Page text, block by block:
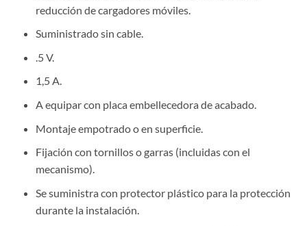
reducción de cargadores móviles.
Suministrado sin cable.
.5 V.
1,5 A.
A equipar con placa embellecedora de acabado.
Montaje empotrado o en superficie.
Fijación con tornillos o garras (incluidas con el
mecanismo).
Se suministra con protector plástico para la protección
durante la instalación.